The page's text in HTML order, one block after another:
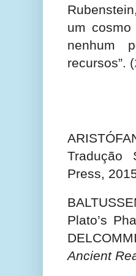
um
nenhum
recursos”. (
Tradução
Press,
Plato’s
Ancient